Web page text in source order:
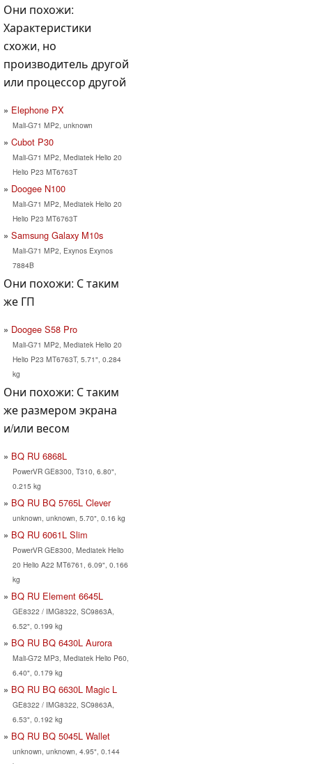
Они похожи:
Характеристики
схожи, но
производитель другой
или процессор другой
Elephone PX
Mali-G71 MP2, unknown
Cubot P30
Mali-G71 MP2, Mediatek Helio 20
Helio P23 MT6763T
Doogee N100
Mali-G71 MP2, Mediatek Helio 20
Helio P23 MT6763T
Samsung Galaxy M10s
Mali-G71 MP2, Exynos Exynos
7884B
Они похожи: С таким
же ГП
Doogee S58 Pro
Mali-G71 MP2, Mediatek Helio 20
Helio P23 MT6763T, 5.71", 0.284
kg
Они похожи: С таким
же размером экрана
и/или весом
BQ RU 6868L
PowerVR GE8300, T310, 6.80",
0.215 kg
BQ RU BQ 5765L Clever
unknown, unknown, 5.70", 0.16 kg
BQ RU 6061L Slim
PowerVR GE8300, Mediatek Helio
20 Helio A22 MT6761, 6.09", 0.166
kg
BQ RU Element 6645L
GE8322 / IMG8322, SC9863A,
6.52", 0.199 kg
BQ RU BQ 6430L Aurora
Mali-G72 MP3, Mediatek Helio P60,
6.40", 0.179 kg
BQ RU BQ 6630L Magic L
GE8322 / IMG8322, SC9863A,
6.53", 0.192 kg
BQ RU BQ 5045L Wallet
unknown, unknown, 4.95", 0.144